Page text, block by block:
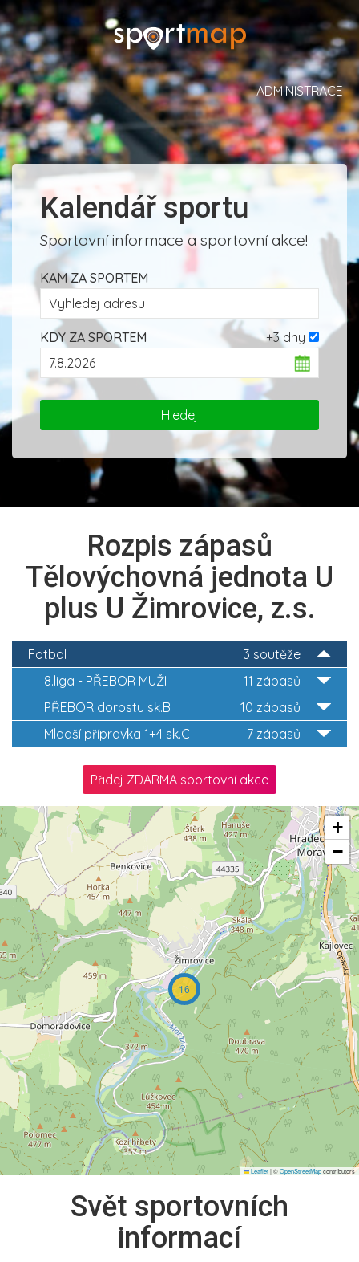
ADMINISTRACE
Kalendář sportu
Sportovní informace a sportovní akce!
KAM ZA SPORTEM
+3 dny
KDY ZA SPORTEM
Rozpis zápasů
Tělovýchovná jednota U
plus U Žimrovice, z.s.
3 soutěže
Fotbal
11 zápasů
8.liga - PŘEBOR MUŽI
10 zápasů
PŘEBOR dorostu sk.B
7 zápasů
Mladší přípravka 1+4 sk.C
Přidej ZDARMA sportovní akce
16
+
−
Leaflet|©OpenStreetMapcontributors
Svět sportovních
informací